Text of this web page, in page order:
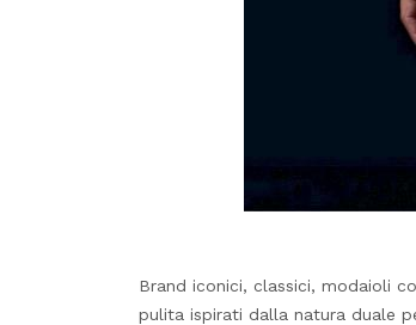
Brand iconici, classici, modaioli
pulita ispirati dalla natura duale